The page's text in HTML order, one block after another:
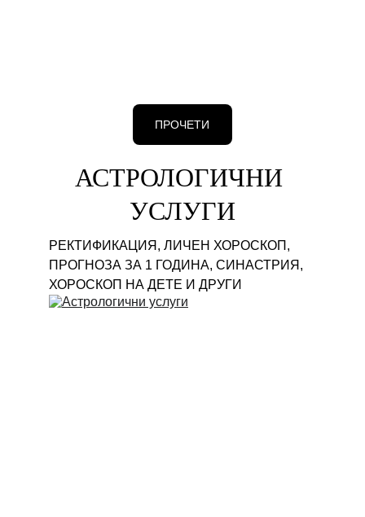
АСТРОЛОГИЧНИ
УСЛУГИ
РЕКТИФИКАЦИЯ, ЛИЧЕН ХОРОСКОП,
ПРОГНОЗА ЗА 1 ГОДИНА, СИНАСТРИЯ,
ХОРОСКОП НА ДЕТЕ И ДРУГИ
ПРОЧЕТИ